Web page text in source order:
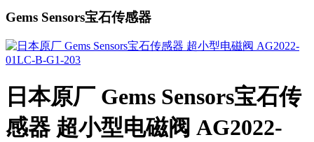
Gems Sensors宝石传感器
日本原厂 Gems Sensors宝石传
感器 超小型电磁阀 AG2022-